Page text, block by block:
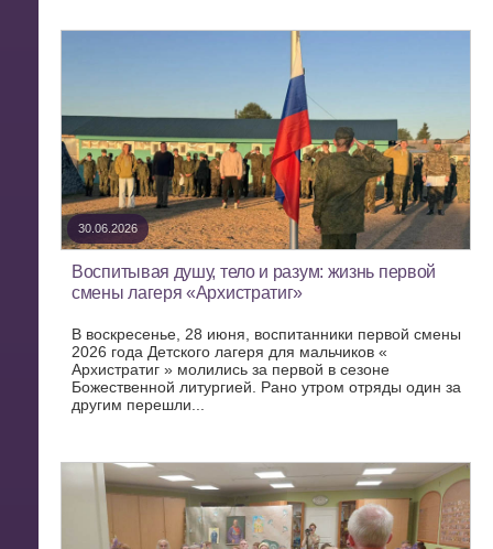
30.06.2026
Воспитывая душу, тело и разум: жизнь первой
смены лагеря «Архистратиг»
В воскресенье, 28 июня, воспитанники первой смены
2026 года Детского лагеря для мальчиков «
Архистратиг » молились за первой в сезоне
Божественной литургией. Рано утром отряды один за
другим перешли...